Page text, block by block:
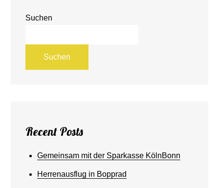
Suchen
Suchen
Recent Posts
Gemeinsam mit der Sparkasse KölnBonn
Herrenausflug in Bopprad